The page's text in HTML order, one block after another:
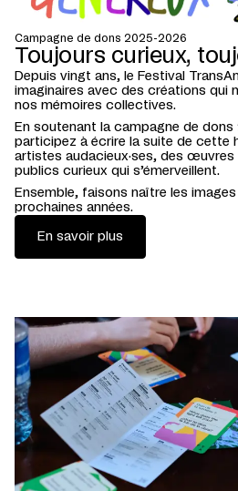
Campagne de dons 2025-2026
Toujours curieux,
Depuis vingt ans, le Festival
imaginaires avec des créations qui
nos mémoires collectives.
En soutenant la campagne de
participez à écrire la suite de cette
artistes audacieux·ses, des
publics curieux qui s’émerveillent.
Ensemble, faisons naître les
prochaines années.
En savoir plus